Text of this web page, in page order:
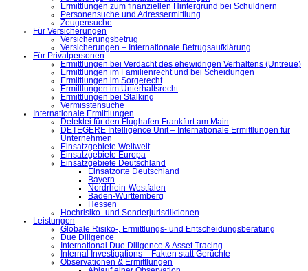
Ermittlungen zum finanziellen Hintergrund bei Schuldnern
Personensuche und Adressermittlung
Zeugensuche
Für Versicherungen
Versicherungsbetrug
Versicherungen – Internationale Betrugsaufklärung
Für Privatpersonen
Ermittlungen bei Verdacht des ehewidrigen Verhaltens (Untreue)
Ermittlungen im Familienrecht und bei Scheidungen
Ermittlungen im Sorgerecht
Ermittlungen im Unterhaltsrecht
Ermittlungen bei Stalking
Vermisstensuche
Internationale Ermittlungen
Detektei für den Flughafen Frankfurt am Main
DETEGERE Intelligence Unit – Internationale Ermittlungen für
Unternehmen
Einsatzgebiete Weltweit
Einsatzgebiete Europa
Einsatzgebiete Deutschland
Einsatzorte Deutschland
Bayern
Nordrhein-Westfalen
Baden-Württemberg
Hessen
Hochrisiko- und Sonderjurisdiktionen
Leistungen
Globale Risiko-, Ermittlungs- und Entscheidungsberatung
Due Diligence
International Due Diligence & Asset Tracing
Internal Investigations – Fakten statt Gerüchte
Observationen & Ermittlungen